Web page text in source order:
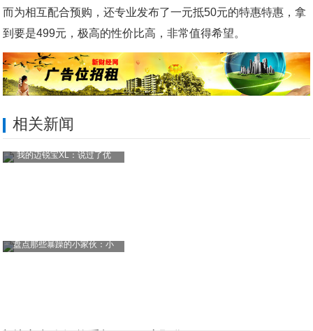
而为相互配合预购，还专业发布了一元抵50元的特惠特惠，拿
到要是499元，极高的性价比高，非常值得希望。
相关新闻
我的迈锐宝XL：说过了优
盘点那些暴躁的小家伙：小